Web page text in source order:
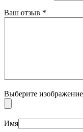
Ваш отзыв *
Выберите
Имя